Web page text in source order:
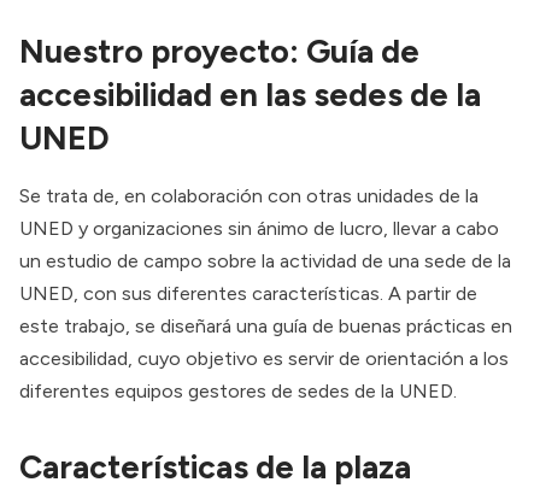
Nuestro proyecto: Guía de
accesibilidad en las sedes de la
UNED
Se trata de, en colaboración con otras unidades de la
UNED y organizaciones sin ánimo de lucro, llevar a cabo
un estudio de campo sobre la actividad de una sede de la
UNED, con sus diferentes características. A partir de
este trabajo, se diseñará una guía de buenas prácticas en
accesibilidad, cuyo objetivo es servir de orientación a los
diferentes equipos gestores de sedes de la UNED.
Características de la plaza